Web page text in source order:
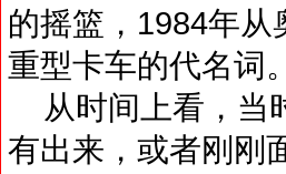
的摇篮，1984年
重型卡车的代名词。
从时间上看，当
有出来，或者刚刚